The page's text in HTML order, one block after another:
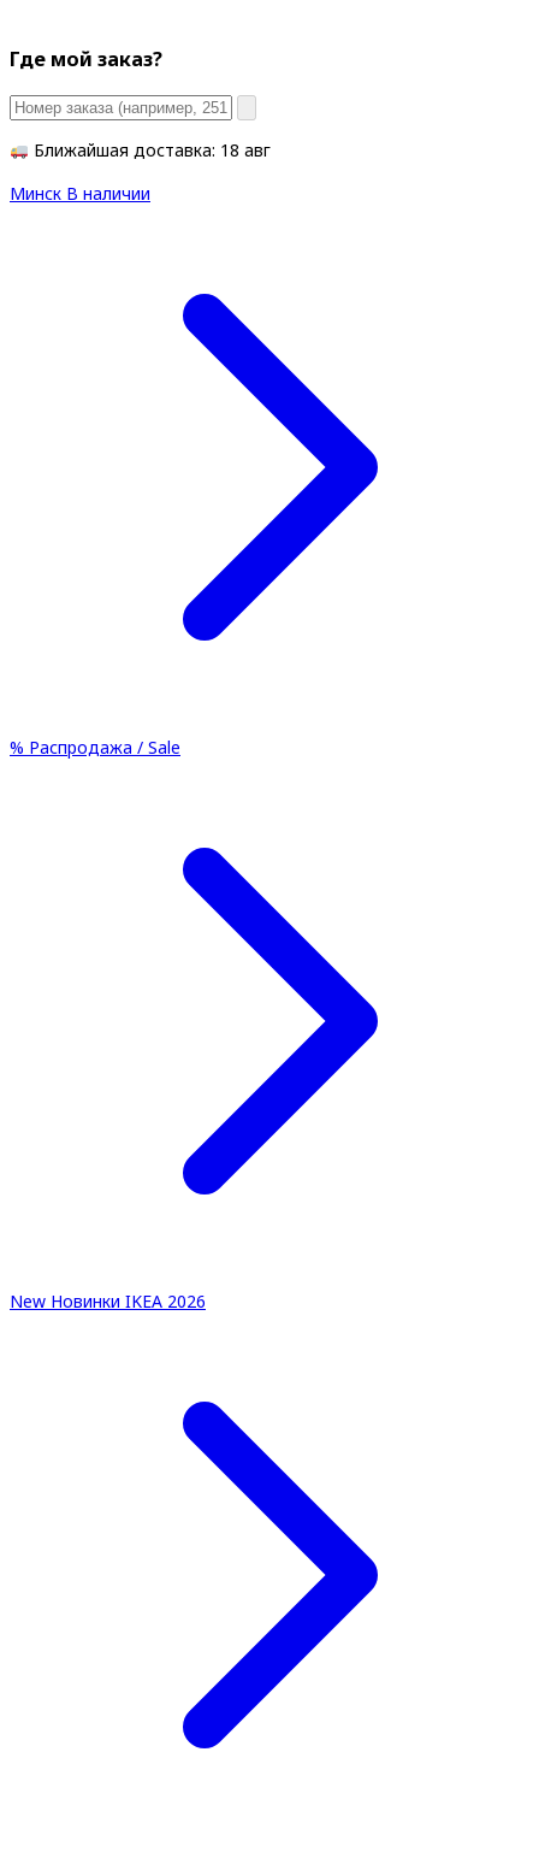
Где мой заказ?
Ближайшая доставка: 18 авг
Минск В наличии
% Распродажа / Sale
New Новинки IKEA 2026